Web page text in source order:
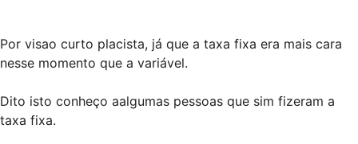
Por visao curto placista, já que a taxa fixa era mais cara
nesse momento que a variável.
Dito isto conheço aalgumas pessoas que sim fizeram a
taxa fixa.